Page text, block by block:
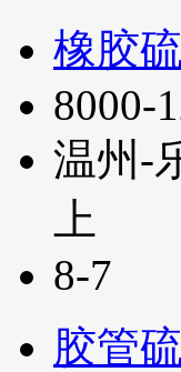
橡胶
8000-
温州-
上
8-7
胶管